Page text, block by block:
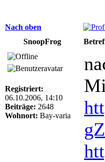
Nach oben
SnoopFrog
Registriert:
06.10.2006, 14:10
Beiträge: 2648
Wohnort: Bay-varia